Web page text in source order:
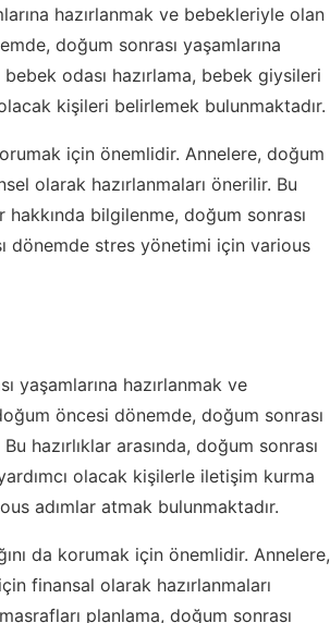
hazırlanmak ve bebekleriyle olan
doğum sonrası yaşamlarına
odası hazırlama, bebek giysileri
kişileri belirlemek bulunmaktadır.
için önemlidir. Annelere, doğum
olarak hazırlanmaları önerilir. Bu
bilgilenme, doğum sonrası
dönemde stres yönetimi için various
yaşamlarına hazırlanmak ve
öncesi dönemde, doğum sonrası
hazırlıklar arasında, doğum sonrası
olacak kişilerle iletişim kurma
adımlar atmak bulunmaktadır.
da korumak için önemlidir. Annelere,
finansal olarak hazırlanmaları
planlama, doğum sonrası